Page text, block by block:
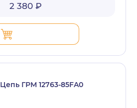
2 380 ₽
Цепь ГРМ 12763-85FA0